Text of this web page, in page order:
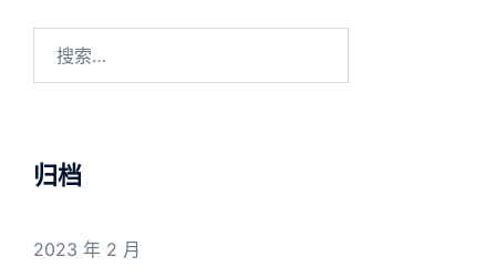
索：
归档
2023 年 2 月